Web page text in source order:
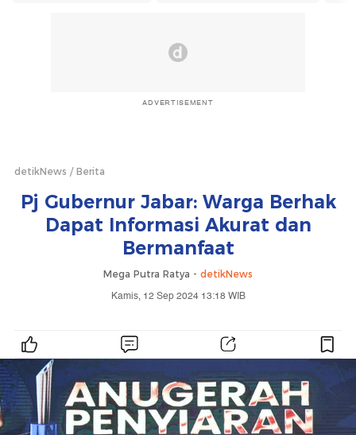
ADVERTISEMENT
detikNews Berita
Pj Gubernur Jabar: Warga Berhak
Dapat Informasi Akurat dan
Bermanfaat
Mega Putra Ratya - detikNews
Kamis, 12 Sep 2024 13:18 WIB